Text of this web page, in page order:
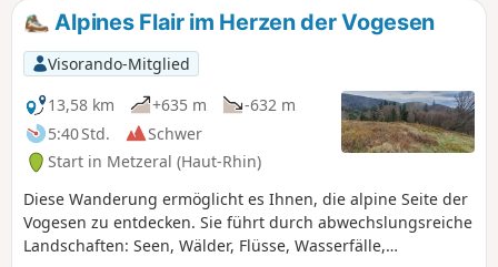
Alpines Flair im Herzen der Vogesen
Visorando-Mitglied
13,58 km
+635 m
-632 m
5:40 Std.
Schwer
Start in Metzeral (Haut-Rhin)
Diese Wanderung ermöglicht es Ihnen, die alpine Seite der
Vogesen zu entdecken. Sie führt durch abwechslungsreiche
Landschaften: Seen, Wälder, Flüsse, Wasserfälle,